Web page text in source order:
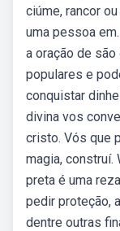
ciúme, rancor
uma pessoa
a oração de
populares e
conquistar
divina vos
cristo. Vós que
magia, construí.
preta é uma
pedir proteção,
dentre outras